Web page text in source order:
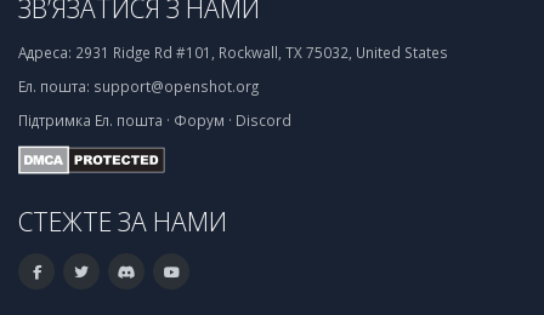
ЗВ’ЯЗАТИСЯ З НАМИ
Адреса: 2931 Ridge Rd #101, Rockwall, TX 75032, United States
Ел. пошта: support@openshot.org
Підтримка Ел. пошта · Форум · Discord
СТЕЖТЕ ЗА НАМИ